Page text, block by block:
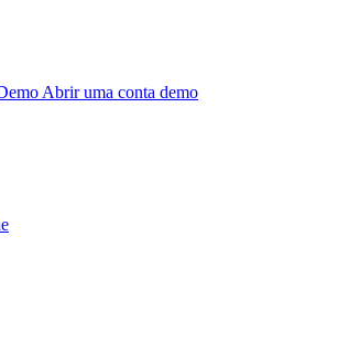
Abrir uma conta demo